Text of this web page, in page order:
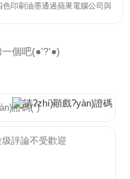
色印刷油墨通過蘋果電腦公司與
江宇名都位于南充市高坪區(qū)
一個吧(●'?'●)